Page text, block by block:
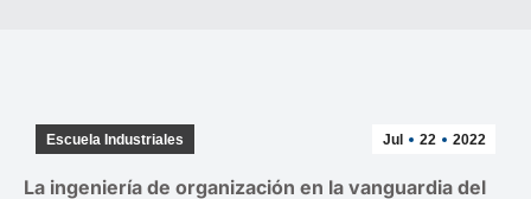
Jul 22 2022
Escuela Industriales
La ingeniería de organización en la vanguardia del